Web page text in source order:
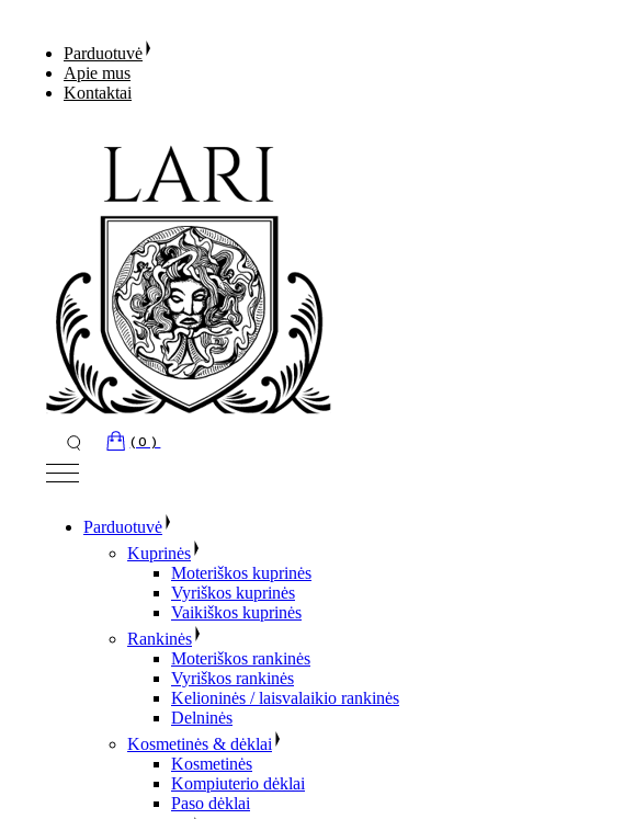
content
Parduotuvė
Apie mus
Kontaktai
(0)
Parduotuvė
Kuprinės
Moteriškos kuprinės
Vyriškos kuprinės
Vaikiškos kuprinės
Rankinės
Moteriškos rankinės
Vyriškos rankinės
Kelioninės / laisvalaikio rankinės
Delninės
Kosmetinės & dėklai
Kosmetinės
Kompiuterio dėklai
Paso dėklai